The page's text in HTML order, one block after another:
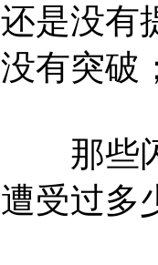
还是没有
没有突破
那些闪
遭受过多